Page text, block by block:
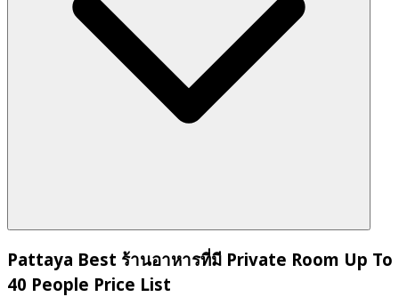
Pattaya Best ร้านอาหารที่มี Private Room Up To
40 People Price List